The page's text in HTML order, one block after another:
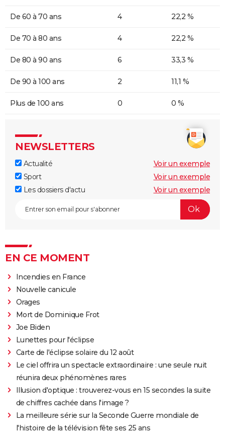
De 60 à 70 ans 4 22,2 %
De 70 à 80 ans 4 22,2 %
De 80 à 90 ans 6 33,3 %
De 90 à 100 ans 2 11,1 %
Plus de 100 ans 0 0 %
NEWSLETTERS
Actualité
Voir un exemple
Sport
Voir un exemple
Les dossiers d'actu
Voir un exemple
EN CE MOMENT
Incendies en France
Nouvelle canicule
Orages
Mort de Dominique Frot
Joe Biden
Lunettes pour l'éclipse
Carte de l'éclipse solaire du 12 août
Le ciel offrira un spectacle extraordinaire : une seule nuit
réunira deux phénomènes rares
Illusion d'optique : trouverez-vous en 15 secondes la suite
de chiffres cachée dans l'image ?
La meilleure série sur la Seconde Guerre mondiale de
l'histoire de la télévision fête ses 25 ans